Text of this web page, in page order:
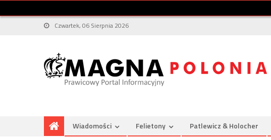
Czwartek, 06 Sierpnia 2026
Wiadomości Felietony Patlewicz & Holocher